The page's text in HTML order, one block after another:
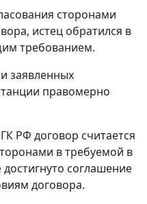
сторонами
истец обратился в
требованием.
заявленных
правомерно
РФ договор считается
в требуемой в
соглашение
договора.